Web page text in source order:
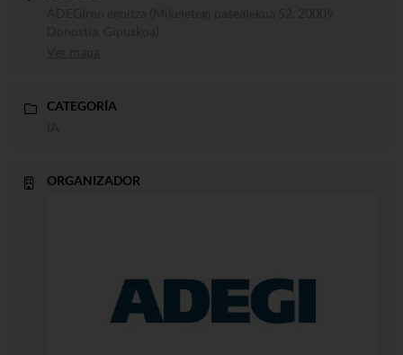
CATEGORÍA
ORGANIZADOR